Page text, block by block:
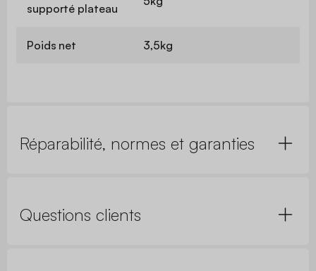
supporté plateau
Poids net 3,5kg
Réparabilité, normes et garanties
Questions clients